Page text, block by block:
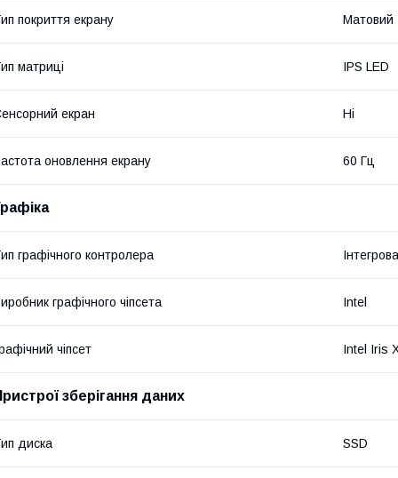
покриття екрану Матовий
матриці IPS LED
екран Ні
оновлення екрану 60 Гц
графічного контролера
графічного чіпсета Intel
чіпсет Intel Iris
зберігання даних
диска SSD